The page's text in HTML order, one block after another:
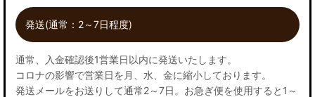
発送(通常：2～7日程度)
通常、入金確認後1営業日以内に発送いたします。
コロナの影響で営業日を月、水、金に縮小しております。
発送メールをお送りして通常2～7日。お急ぎ便を使用すると1～